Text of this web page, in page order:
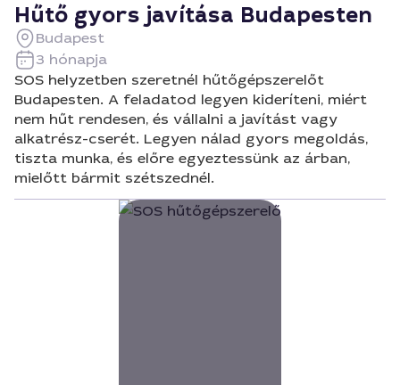
Hűtő gyors javítása Budapesten
Budapest
3 hónapja
SOS helyzetben szeretnél hűtőgépszerelőt
Budapesten. A feladatod legyen kideríteni, miért
nem hűt rendesen, és vállalni a javítást vagy
alkatrész-cserét. Legyen nálad gyors megoldás,
tiszta munka, és előre egyeztessünk az árban,
mielőtt bármit szétszednél.